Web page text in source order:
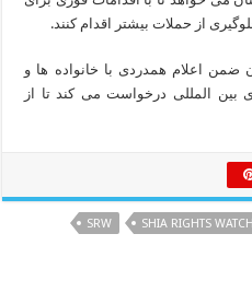
از حملات بیشتر اقدام کنند.
ضمن اعلام همدردی با خانواده ها و
بین المللی درخواست می کند تا از
SHIA RIGHTS WATCH
SRW